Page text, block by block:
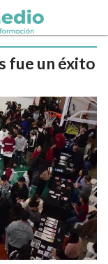
fue un éxito